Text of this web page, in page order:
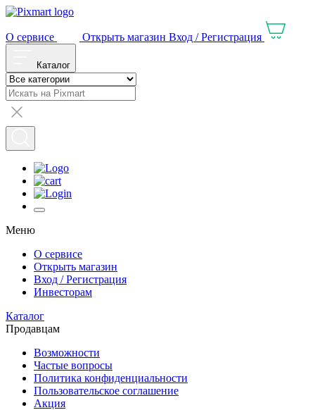
О сервисе Открыть магазин Вход / Регистрация
Каталог
Меню
О сервисе
Открыть магазин
Вход / Регистрация
Инвесторам
Каталог
Продавцам
Возможности
Частые вопросы
Политика конфиденциальности
Пользовательское соглашение
Акция